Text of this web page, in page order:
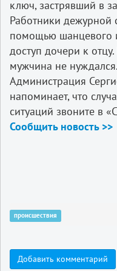
ключ, застрявший в
Работники дежурной
помощью шанцевого
доступ дочери к
мужчина не нуждался.
Администрация
напоминает, что
ситуаций звоните в
Сообщить новость >>
происшествия
Добавить комментарий